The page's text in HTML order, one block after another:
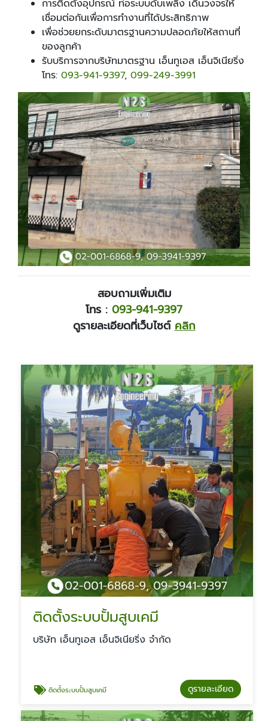
การติดตั้งอุปกรณ์ ท่อระบบดับเพลิง เดินวงจรให้
เชื่อมต่อกันเพื่อการทำงานที่ได้ประสิทธิภาพ
เพื่อช่วยยกระดับมาตรฐานความปลอดภัยให้สถานที่
ของลูกค้า
รับบริการจากบริษัทมาตรฐาน เอ็นทูเอส เอ็นจิเนียริ่ง
โทร: 093-941-9397, 099-249-3991
สอบถามเพิ่มเติม
โทร : 093-941-9397
ดูรายละเอียดที่เว็บไซต์คลิก
ติดตั้งระบบปั้มสูบเคมี
บริษัท เอ็นทูเอส เอ็นจิเนียริ่ง จำกัด
ติดตั้งระบบปั้มสูบเคมี ดูรายละเอียด